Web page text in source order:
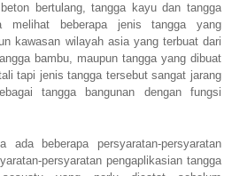
bertulang, tangga kayu dan tangga
melihat beberapa jenis tangga yang
kawasan wilayah asia yang terbuat dari
bambu, maupun tangga yang dibuat
tapi jenis tangga tersebut sangat jarang
tangga bangunan dengan fungsi
ada beberapa persyaratan-persyaratan
persyaratan pengaplikasian tangga